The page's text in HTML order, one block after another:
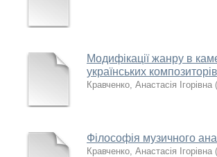
Модифікації жанру в
українських композиторів
Кравченко, Анастасія Ігорівна (
Філософія музичного
Кравченко, Анастасія Ігорівна (